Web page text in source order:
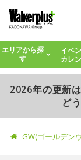
エリアから探
す
イベ
カレ
2026年の更新
ど
GW(ゴールデン